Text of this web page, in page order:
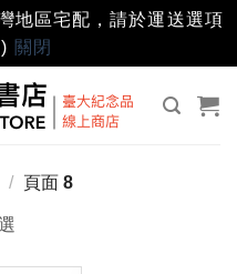
地區宅配，請於運送選項
關閉
/ 頁面 8